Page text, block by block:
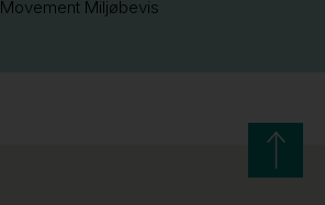
Movement Miljøbevis